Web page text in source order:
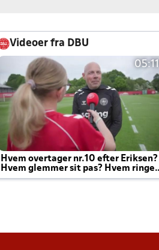
Videoer fra DBU
05:11
Hvem overtager nr.10 efter Eriksen?
Hvem glemmer sit pas? Hvem ringer
Joachim altid til efter kampe?